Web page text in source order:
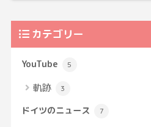
カテゴリー
YouTube 5
軌跡 3
ドイツのニュース 7